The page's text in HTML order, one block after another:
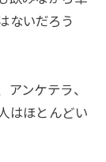
ないだろう
ンケテラ、
はほとんどい